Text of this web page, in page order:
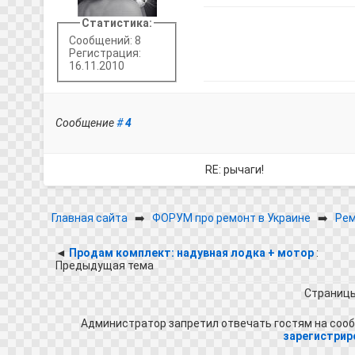
Статистика:
Сообщений: 8
Регистрация:
16.11.2010
Сообщение#4
RE: рычаги!
Главная сайта ➡️ФОРУМ про ремонт в Украине ➡️
◄ Продам комплект: надувная лодка + мотор :
Предыдущая тема
Администратор запретил отвечать гостям на